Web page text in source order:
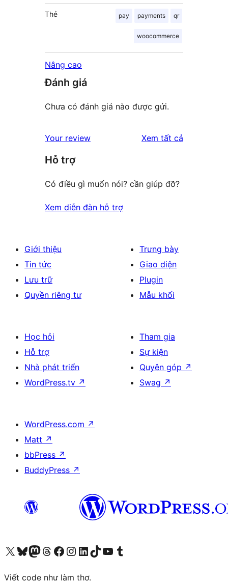
Thẻ pay payments qr
woocommerce
Nâng cao
Đánh giá
Chưa có đánh giá nào được gửi.
Your review Xem tất cả
Hỗ trợ
Có điều gì muốn nói? cần giúp đỡ?
Xem diễn đàn hỗ trợ
Giới thiệu
Tin tức
Lưu trữ
Quyền riêng tư
Trưng bày
Giao diện
Plugin
Mẫu khối
Học hỏi
Hỗ trợ
Nhà phát triển
WordPress.tv ↗
Tham gia
Sự kiện
Quyên góp ↗
Swag ↗
WordPress.com ↗
Matt ↗
bbPress ↗
BuddyPress ↗
Truy cập tài khoản X (trước đây là Twitter) của chúng tôiVisit our Bluesky account
Visit our Mastodon account
Visit our Threads account
Xem trang Facebook của chúng tôiTruy cập tài khoản Instagram của chúng tôiTruy cập tài khoản LinkedIn của chúng tôiVisit our TikTok account
Truy cập kênh YouTube của chúng tôi Visit our Tumblr account
Viết code như làm thơ.